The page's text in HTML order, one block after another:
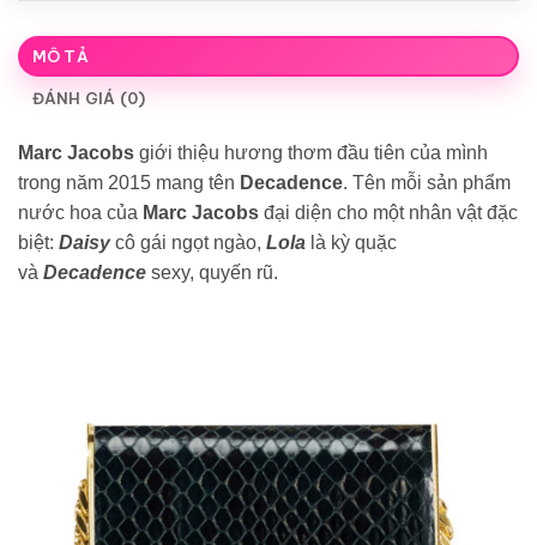
MÔ TẢ
ĐÁNH GIÁ (0)
Marc Jacobs giới thiệu hương thơm đầu tiên của mình
trong năm 2015 mang tên Decadence. Tên mỗi sản phẩm
nước hoa của Marc Jacobs đại diện cho một nhân vật đặc
biệt: Daisycô gái ngọt ngào, Lola là kỳ quặc
và Decadence sexy, quyến rũ.